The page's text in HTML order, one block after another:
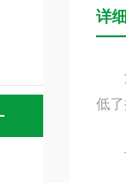
详
清
低